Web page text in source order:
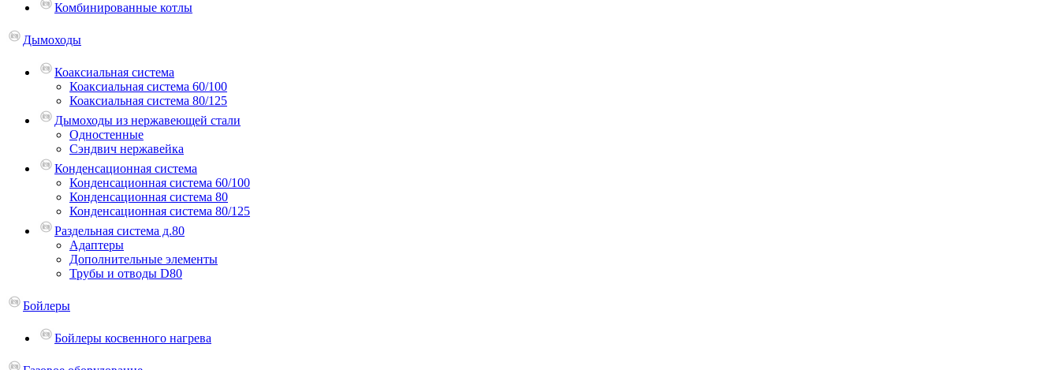
Комбинированные котлы
Дымоходы
Коаксиальная система
Коаксиальная система 60/100
Коаксиальная система 80/125
Дымоходы из нержавеющей стали
Одностенные
Сэндвич нержавейка
Конденсационная система
Конденсационная система 60/100
Конденсационная система 80
Конденсационная система 80/125
Раздельная система д.80
Адаптеры
Дополнительные элементы
Трубы и отводы D80
Бойлеры
Бойлеры косвенного нагрева